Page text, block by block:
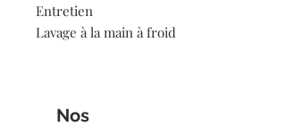
Entretien
Lavage à la main à froid
Nos